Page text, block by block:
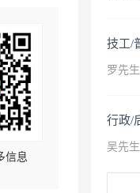
信息
技工/
罗先生
行政/
吴先生